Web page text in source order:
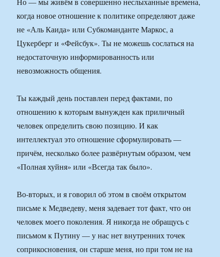
когда новое отношение к политике определяют даже
не «Аль Каида» или Субкоманданте Маркос, а
Цукерберг и «Фейсбук». Ты не можешь сослаться на
недостаточную информированность или
невозможность общения.
Ты каждый день поставлен перед фактами, по
отношению к которым вынужден как приличный
человек определить свою позицию. И как
интеллектуал это отношение сформулировать —
причём, несколько более развёрнутым образом, чем
«Полная хуйня» или «Всегда так было».
Во-вторых, и я говорил об этом в своём открытом
письме к Медведеву, меня задевает тот факт, что он
человек моего поколения. Я никогда не обращусь с
письмом к Путину — у нас нет внутренних точек
соприкосновения, он старше меня, но при том не на